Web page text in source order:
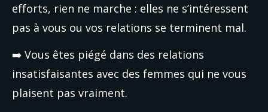
efforts, rien ne marche : elles ne s’intéressent
pas à vous ou vos relations se terminent mal.
➡️ Vous êtes piégé dans des relations
insatisfaisantes avec des femmes qui ne vous
plaisent pas vraiment.